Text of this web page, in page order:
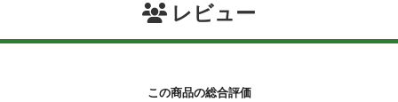
レビュー
この商品の総合評価